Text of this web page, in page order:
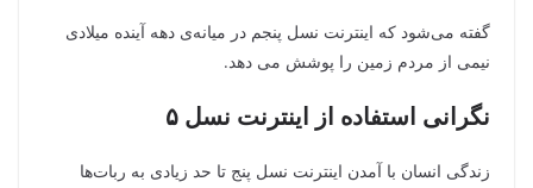
گفته می‌شود که اینترنت نسل پنجم در میانه‌ی دهه آینده میلادی
نیمی از مردم زمین را پوشش می دهد.
نگرانی استفاده از اینترنت نسل ۵
زندگی انسان با آمدن اینترنت نسل پنج تا حد زیادی به ربات‌ها